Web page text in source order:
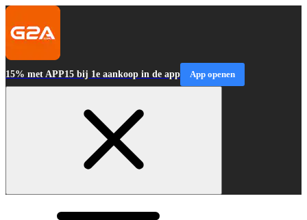
15% met APP15 bij 1e aankoop in de app App openen